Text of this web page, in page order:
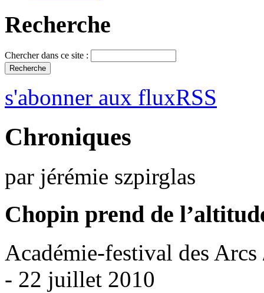
Recherche
Chercher dans ce site :
s'abonner aux fluxRSS
Chroniques
par jérémie szpirglas
Chopin prend de
Académie-festival des
- 22 juillet 2010